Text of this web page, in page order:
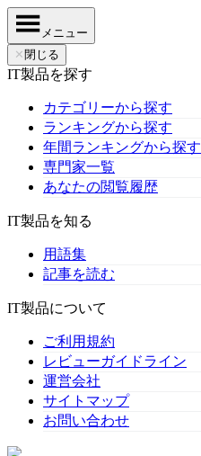
メニュー
✕ 閉じる
IT製品を探す
カテゴリーから探す
ランキングから探す
年間ランキングから探す
専門家一覧
あなたの閲覧履歴
IT製品を知る
用語集
記事を読む
IT製品について
ご利用規約
レビューガイドライン
運営会社
サイトマップ
お問い合わせ